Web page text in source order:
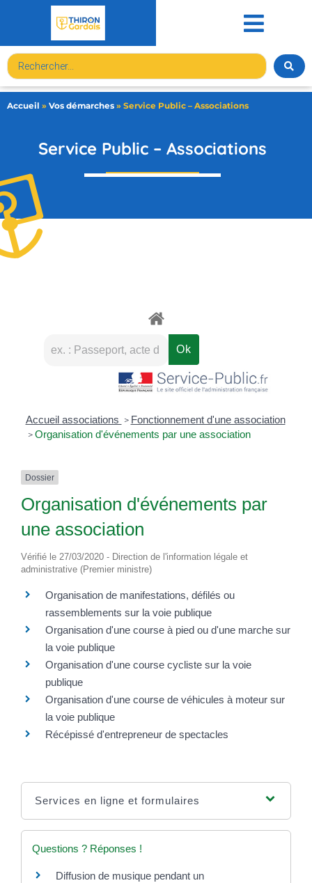
Accueil » Vos démarches » Service Public – Associations
Service Public – Associations
Accueil associations > Fonctionnement d'une association
> Organisation d'événements par une association
Dossier
Organisation d'événements par
une association
Vérifié le 27/03/2020 - Direction de l'information légale et
administrative (Premier ministre)
Organisation de manifestations, défilés ou
rassemblements sur la voie publique
Organisation d'une course à pied ou d'une marche sur
la voie publique
Organisation d'une course cycliste sur la voie
publique
Organisation d'une course de véhicules à moteur sur
la voie publique
Récépissé d'entrepreneur de spectacles
Services en ligne et formulaires
Questions ? Réponses !
Diffusion de musique pendant un